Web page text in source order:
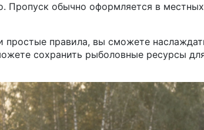
Пропуск обычно оформляется в
простые правила, вы сможете
сохранить рыболовные ресурсы